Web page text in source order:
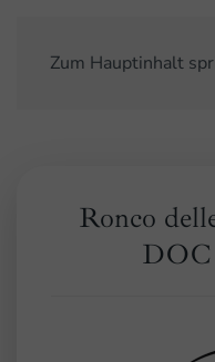
Zum Hauptinhalt
Ronco
DOC